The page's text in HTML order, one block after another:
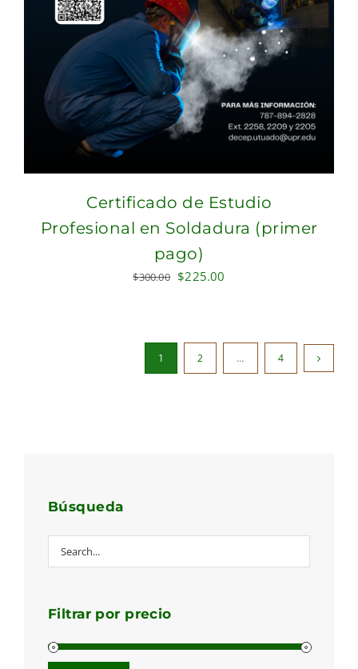
Certificado de Estudio
Profesional en Soldadura (primer
pago)
$300.00 Original
$225.00
1 2 … 4
Búsqueda
Filtrar por precio